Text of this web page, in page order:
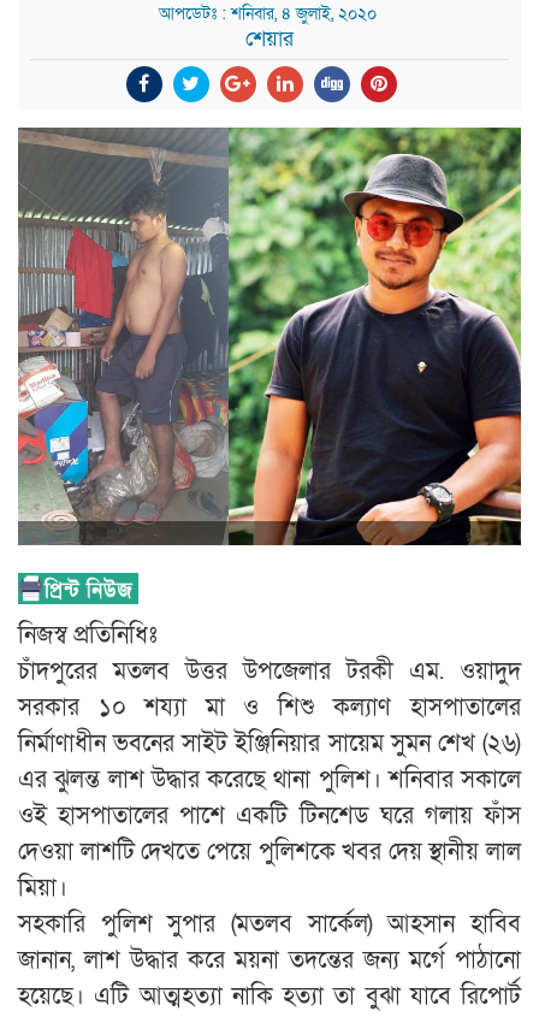
আপডেটঃ : শনিবার, ৪ জুলাই, ২০২০
শেয়ার
নিজস্ব প্রতিনিধিঃ
চাঁদপুরের মতলব উত্তর উপজেলার টরকী এম. ওয়াদুদ
সরকার ১০ শয্যা মা ও শিশু কল্যাণ হাসপাতালের
নির্মাণাধীন ভবনের সাইট ইঞ্জিনিয়ার সায়েম সুমন শেখ (২৬)
এর ঝুলন্ত লাশ উদ্ধার করেছে থানা পুলিশ। শনিবার সকালে
ওই হাসপাতালের পাশে একটি টিনশেড ঘরে গলায় ফাঁস
দেওয়া লাশটি দেখতে পেয়ে পুলিশকে খবর দেয় স্থানীয় লাল
মিয়া।
সহকারি পুলিশ সুপার (মতলব সার্কেল) আহসান হাবিব
জানান, লাশ উদ্ধার করে ময়না তদন্তের জন্য মর্গে পাঠানো
হয়েছে। এটি আত্মহত্যা নাকি হত্যা তা বুঝা যাবে রিপোর্ট